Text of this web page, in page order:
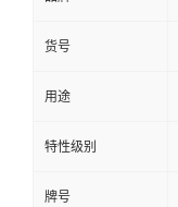
货号
用途
特性级别
牌号